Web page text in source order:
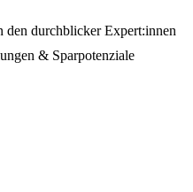
den durchblicker Expert:innen
& Sparpotenziale